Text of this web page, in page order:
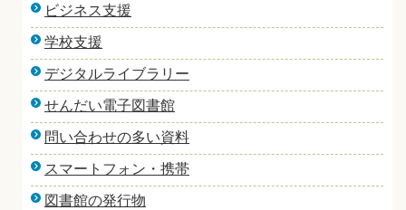
ビジネス支援
学校支援
デジタルライブラリー
せんだい電子図書館
問い合わせの多い資料
スマートフォン・携帯
図書館の発行物